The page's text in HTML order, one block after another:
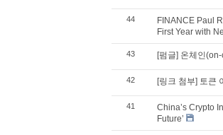
44
FINANCE Paul
First Year with
43 [펌글] 온체인
42 [링크 첨부] 토큰
41
China’s Crypto
Future’